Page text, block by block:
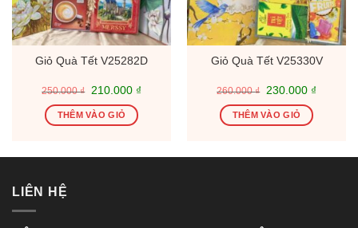
Giỏ Quà Tết V25282D
250.000₫
Giá
là:
250.000 ₫.
210.000 ₫Giá
THÊM VÀO GIỎ
Giỏ Quà Tết V25330V
260.000₫
Giá
là:
260.000 ₫.
230.000 ₫Giá
THÊM VÀO GIỎ
LIÊN HỆ